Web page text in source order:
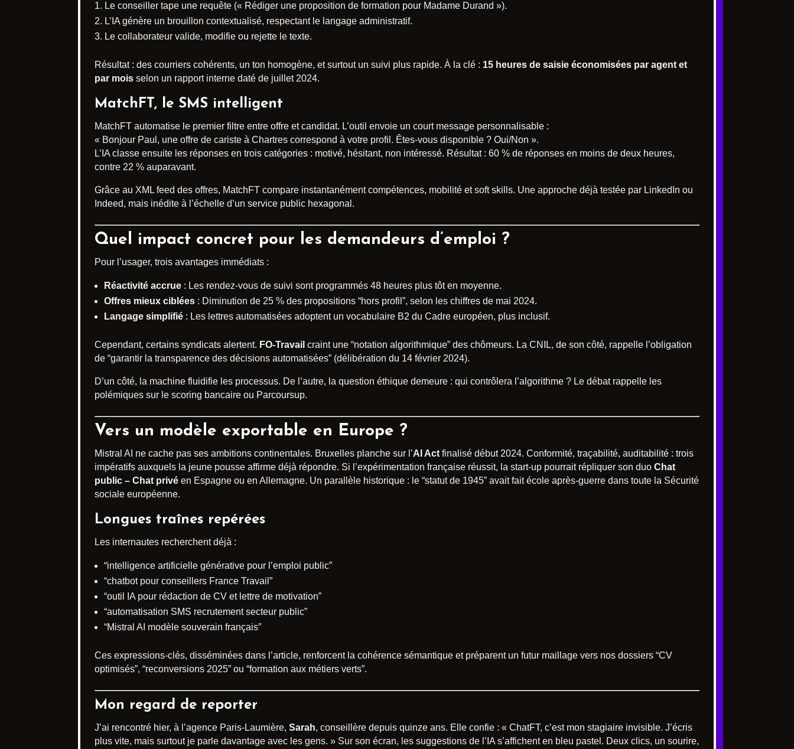
Le conseiller tape une requête (« Rédiger une proposition de formation pour Madame Durand »).
L’IA génère un brouillon contextualisé, respectant le langage administratif.
Le collaborateur valide, modifie ou rejette le texte.
Résultat : des courriers cohérents, un ton homogène, et surtout un suivi plus rapide. À la clé : 15 heures de saisie économisées par agent et
par mois selon un rapport interne daté de juillet 2024.
MatchFT, le SMS intelligent
MatchFT automatise le premier filtre entre offre et candidat. L’outil envoie un court message personnalisable :
« Bonjour Paul, une offre de cariste à Chartres correspond à votre profil. Êtes-vous disponible ? Oui/Non ».
L’IA classe ensuite les réponses en trois catégories : motivé, hésitant, non intéressé. Résultat : 60 % de réponses en moins de deux heures,
contre 22 % auparavant.
Grâce au XML feed des offres, MatchFT compare instantanément compétences, mobilité et soft skills. Une approche déjà testée par LinkedIn ou
Indeed, mais inédite à l’échelle d’un service public hexagonal.
Quel impact concret pour les demandeurs d’emploi ?
Pour l’usager, trois avantages immédiats :
Réactivité accrue : Les rendez-vous de suivi sont programmés 48 heures plus tôt en moyenne.
Offres mieux ciblées : Diminution de 25 % des propositions “hors profil”, selon les chiffres de mai 2024.
Langage simplifié : Les lettres automatisées adoptent un vocabulaire B2 du Cadre européen, plus inclusif.
Cependant, certains syndicats alertent. FO-Travail craint une “notation algorithmique” des chômeurs. La CNIL, de son côté, rappelle l’obligation
de “garantir la transparence des décisions automatisées” (délibération du 14 février 2024).
D’un côté, la machine fluidifie les processus. De l’autre, la question éthique demeure : qui contrôlera l’algorithme ? Le débat rappelle les
polémiques sur le scoring bancaire ou Parcoursup.
Vers un modèle exportable en Europe ?
Mistral AI ne cache pas ses ambitions continentales. Bruxelles planche sur l’AI Act finalisé début 2024. Conformité, traçabilité, auditabilité : trois
impératifs auxquels la jeune pousse affirme déjà répondre. Si l’expérimentation française réussit, la start-up pourrait répliquer son duo Chat
public – Chat privé en Espagne ou en Allemagne. Un parallèle historique : le “statut de 1945” avait fait école après-guerre dans toute la Sécurité
sociale européenne.
Longues traînes repérées
Les internautes recherchent déjà :
“intelligence artificielle générative pour l’emploi public”
“chatbot pour conseillers France Travail”
“outil IA pour rédaction de CV et lettre de motivation”
“automatisation SMS recrutement secteur public”
“Mistral AI modèle souverain français”
Ces expressions-clés, disséminées dans l’article, renforcent la cohérence sémantique et préparent un futur maillage vers nos dossiers “CV
optimisés”, “reconversions 2025” ou “formation aux métiers verts”.
Mon regard de reporter
J’ai rencontré hier, à l’agence Paris-Laumière, Sarah, conseillère depuis quinze ans. Elle confie : « ChatFT, c’est mon stagiaire invisible. J’écris
plus vite, mais surtout je parle davantage avec les gens. » Sur son écran, les suggestions de l’IA s’affichent en bleu pastel. Deux clics, un sourire,